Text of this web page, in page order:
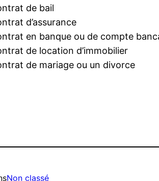
de bail
d’assurance
en banque ou de compte
de location d’immobilier
de mariage ou un divorce
Non classé